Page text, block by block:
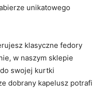
unikatowego
klasyczne fedory
w naszym ‌sklepie⁢
swojej kurtki⁢
dobrany kapelusz potrafi